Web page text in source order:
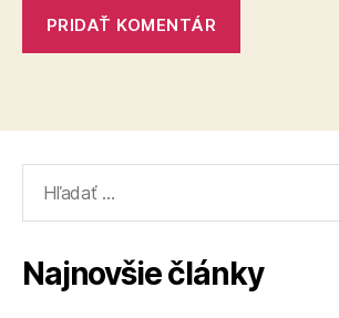
Najnovšie články